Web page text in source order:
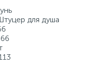
для душа